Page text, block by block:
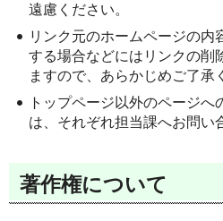
遠慮ください。
リンク元のホームページの内
する場合などにはリンクの削
ますので、あらかじめご了承
トップページ以外のページ
は、それぞれ担当課へお問い
著作権について